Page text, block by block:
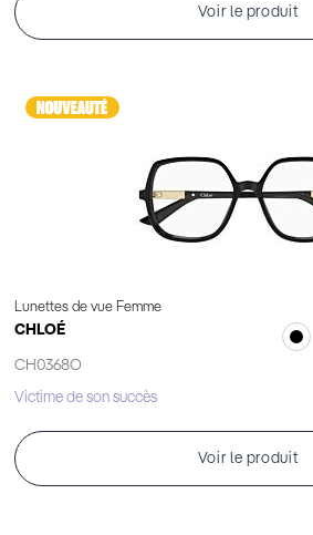
Voir le produit
Lunettes de vue Femme
CHLOÉ
CH0368O
Victime de son succès
Voir le produit